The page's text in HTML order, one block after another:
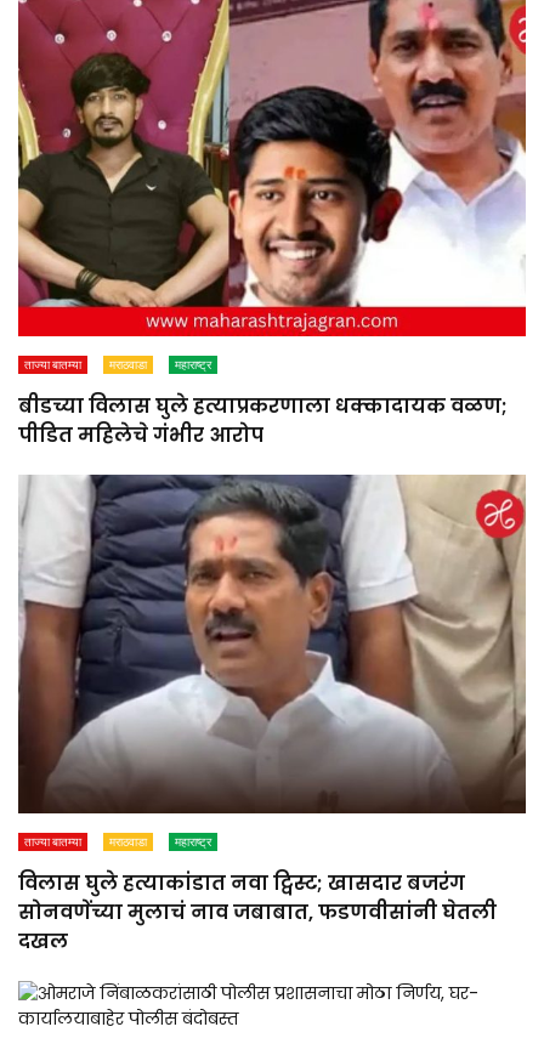
ताज्या बातम्या मराठवाडा महाराष्ट्र
बीडच्या विलास घुले हत्याप्रकरणाला धक्कादायक वळण;
पीडित महिलेचे गंभीर आरोप
ताज्या बातम्या मराठवाडा महाराष्ट्र
विलास घुले हत्याकांडात नवा ट्विस्ट; खासदार बजरंग
सोनवणेंच्या मुलाचं नाव जबाबात, फडणवीसांनी घेतली
दखल